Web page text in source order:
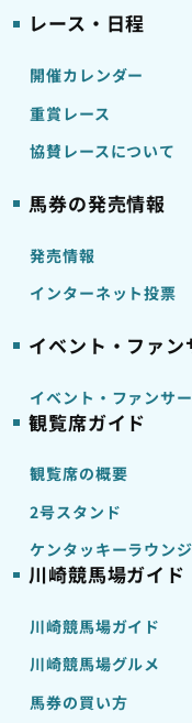
レース・日程
開催カレンダー
重賞レース
協賛レースについて
馬券の発売情報
発売情報
インターネット投票
イベント・ファン
イベント・ファンサ
観覧席ガイド
観覧席の概要
2号スタンド
ケンタッキーラウンジ
川崎競馬場ガイド
川崎競馬場ガイド
川崎競馬場グルメ
馬券の買い方